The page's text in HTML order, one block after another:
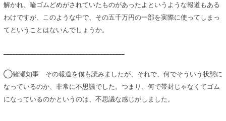
解かれ、輪ゴムどめがされていたものがあったよというような報道もある
わけですが、このような中で、その五千万円の一部を実際に使ってしまっ
てということはないんでしょうか。
◯猪瀬知事 その報道を僕も読みましたが、それで、何でそういう状態に
なっているのか、非常に不思議でした。つまり、何で帯封じゃなくてゴム
になっているのかというのは、不思議な感じがしました。